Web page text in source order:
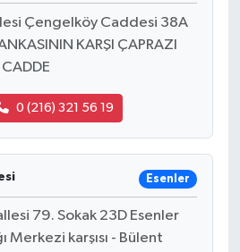
Çengelköy Caddesi 38A
KARŞI ÇAPRAZI
0 (216) 321 56 19
Esenler
79. Sokak 23D Esenler
Merkezi karşısı - Bülent